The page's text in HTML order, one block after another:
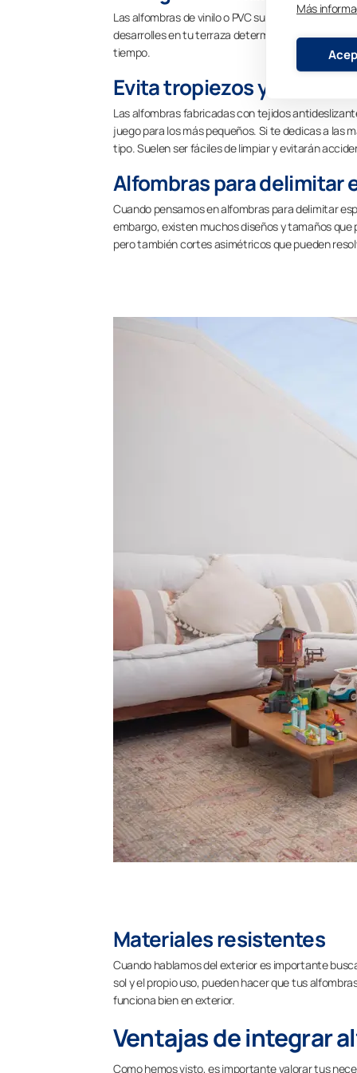
Más
Las alfombras de vinilo o PVC suelen ser más
desarrolles en tu terraza determinarán los
tiempo.
Evita tropiezos y
Las alfombras fabricadas con tejidos
juego para los más pequeños. Si te dedicas a
tipo. Suelen ser fáciles de limpiar y evitarán
Alfombras para delimitar
Cuando pensamos en alfombras para delimitar
embargo, existen muchos diseños y tamaños
pero también cortes asimétricos que pueden
Materiales resistentes
Cuando hablamos del exterior es importante
sol y el propio uso, pueden hacer que tus
funciona bien en exterior.
Ventajas de integrar
Como hemos visto, es importante valorar tus